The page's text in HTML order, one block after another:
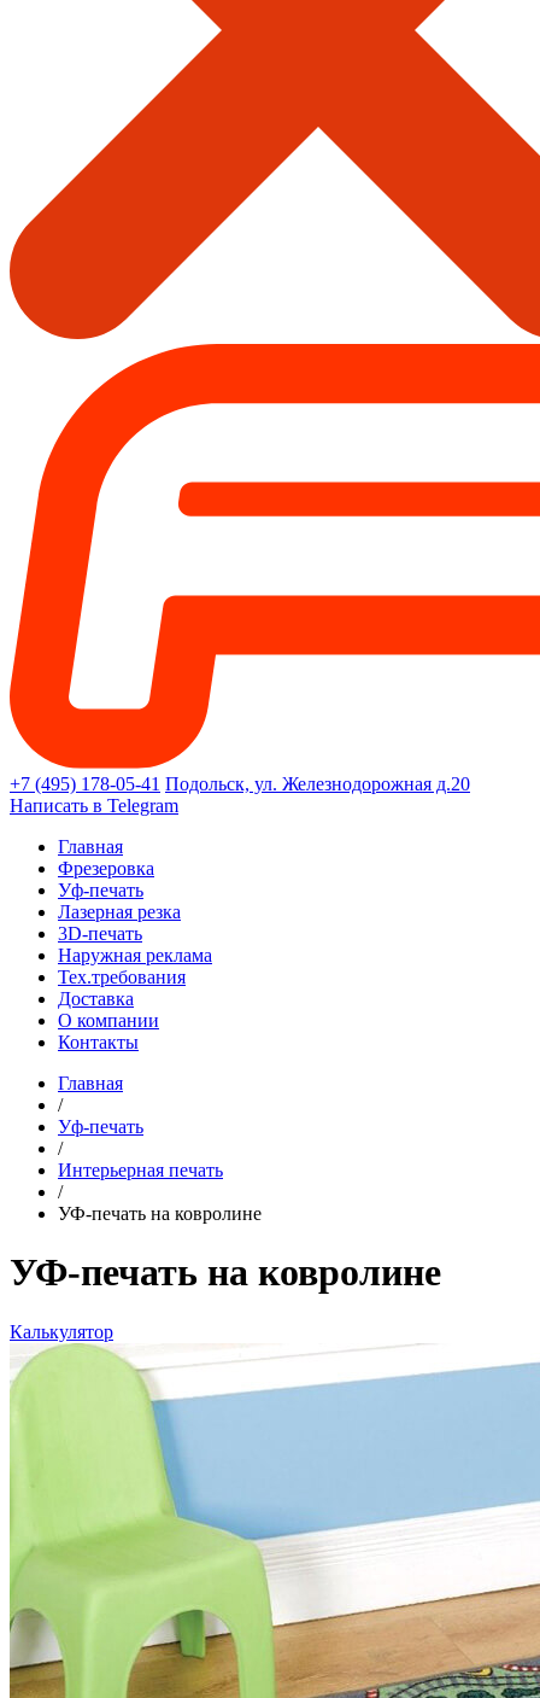
+7 (495) 178-05-41 Подольск, ул. Железнодорожная д.20
Написать в Telegram
Главная
Фрезеровка
Уф-печать
Лазерная резка
3D-печать
Наружная реклама
Тех.требования
Доставка
О компании
Контакты
Главная
/
Уф-печать
/
Интерьерная печать
/
УФ-печать на ковролине
УФ-печать на ковролине
Калькулятор